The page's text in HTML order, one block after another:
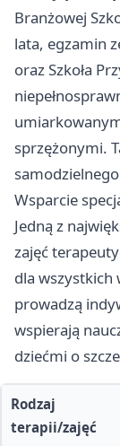
Branżowej
lata, egzamin
oraz Szkoła
sprzężonymi.
Wsparcie
Jedną z
zajęć
dla wszystkich
prowadzą
wspierają
dziećmi o
Rodzaj
terapii/zajęć